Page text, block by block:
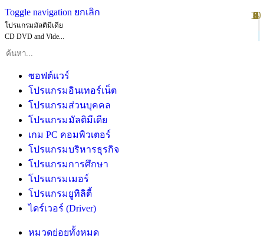
Toggle navigation ยกเลิก
โปรแกรมมัลติมีเดีย
CD DVD and Vide...
ซอฟต์แวร์
โปรแกรมอินเทอร์เน็ต
โปรแกรมส่วนบุคคล
โปรแกรมมัลติมีเดีย
เกม PC คอมพิวเตอร์
โปรแกรมบริหารธุรกิจ
โปรแกรมการศึกษา
โปรแกรมเมอร์
โปรแกรมยูทิลิตี้
ไดร์เวอร์ (Driver)
หมวดย่อยทั้งหมด
1
2
3
4
5
6
7
8
9
10